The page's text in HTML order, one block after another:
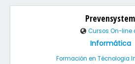
Prevensystem
Cursos On-line
Informática
Formación en Técnologia